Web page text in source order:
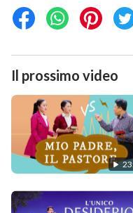
Tuttavia, teme che la
di non essere in
questione.
pastore, incontra
condivisione di
finisce per
accogliere il ritorno
sull’ascolto della voce
per seguire le Sue
ciecamente i pastori
Il prossimo video